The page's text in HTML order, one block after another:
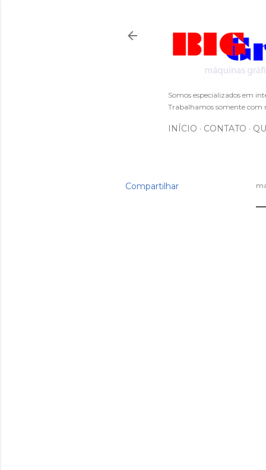
Somos especializados em
Trabalhamos somente com
INÍCIO CONTATO
Compartilhar